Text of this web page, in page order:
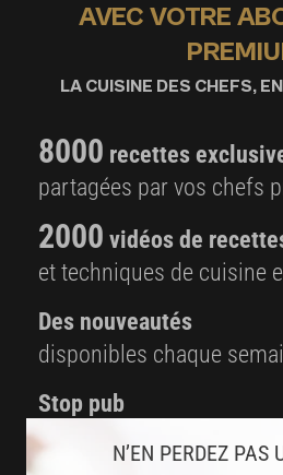
N’EN PERDEZ PAS
AVEC VOTRE
LA CUISINE DES CHEFS,
8000 recettes
partagées par vos chefs
2000 vidéos de
et techniques de cuisine
Des nouveautés
disponibles chaque
Stop pub
un service garanti sans